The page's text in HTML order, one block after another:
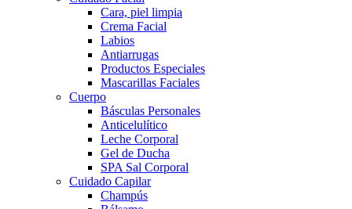
Cara, piel limpia
Crema Facial
Labios
Antiarrugas
Productos Especiales
Mascarillas Faciales
Cuerpo
Básculas Personales
Anticelulítico
Leche Corporal
Gel de Ducha
SPA Sal Corporal
Cuidado Capilar
Champús